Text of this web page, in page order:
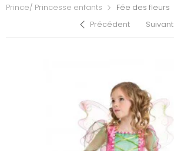
Prince/ Princesse enfants
Fée des fleurs
Précédent
Suivant